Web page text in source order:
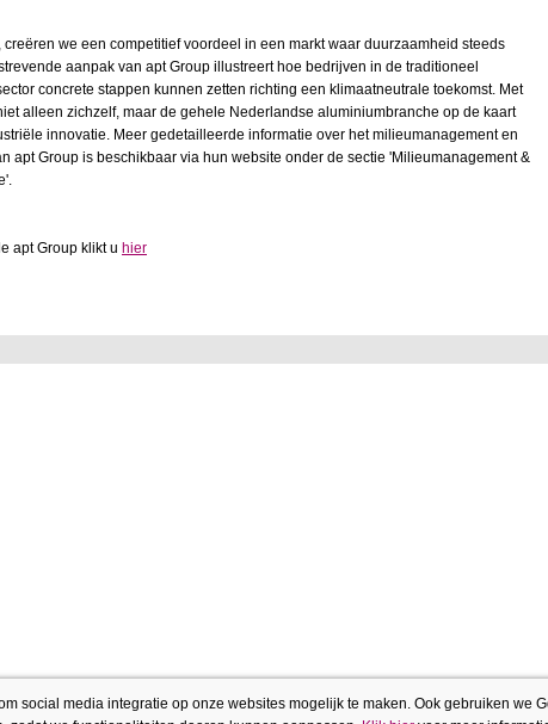
we een competitief voordeel in een markt waar duurzaamheid steeds
aanpak van apt Group illustreert hoe bedrijven in de traditioneel
concrete stappen kunnen zetten richting een klimaatneutrale toekomst. Met
alleen zichzelf, maar de gehele Nederlandse aluminiumbranche op de kaart
innovatie. Meer gedetailleerde informatie over het milieumanagement en
apt Group is beschikbaar via hun website onder de sectie 'Milieumanagement &
apt Group klikt u hier
social media integratie op onze websites mogelijk te maken. Ook gebruiken we